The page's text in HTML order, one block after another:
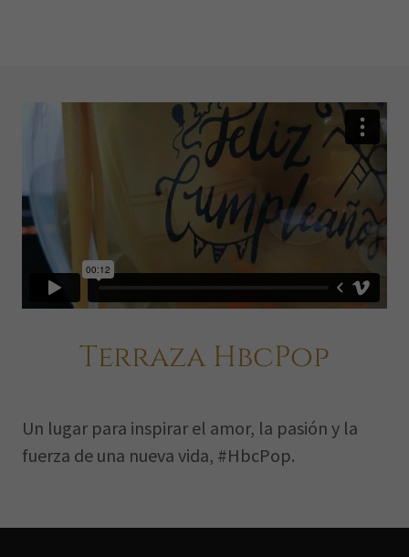
Terraza HbcPop
Un lugar para inspirar el amor, la pasión y la
fuerza de una nueva vida, #HbcPop.